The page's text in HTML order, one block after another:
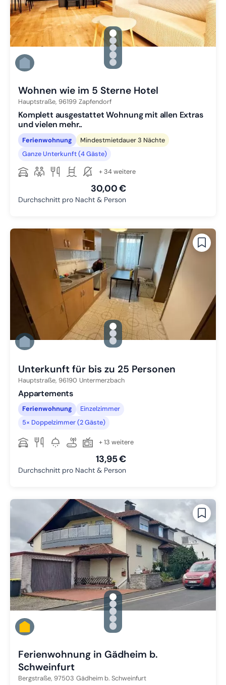
gallery.slide_selector
Zu Slide 1 wechseln
Zu Slide 2 wechseln
Zu Slide 3 wechseln
Zu Slide 4 wechseln
Zu Slide 5 wechseln
Wohnen wie im 5 Sterne Hotel
Hauptstraße, 96199 Zapfendorf
Komplett ausgestattet Wohnung mit allen Extras
und vielen mehr..
Ferienwohnung
Mindestmietdauer 3 Nächte
Ganze Unterkunft (4 Gäste)
+ 34 weitere
30,00 €
Durchschnitt pro Nacht & Person
gallery.slide_selector
Zu Slide 1 wechseln
Zu Slide 2 wechseln
Zu Slide 3 wechseln
Unterkunft für bis zu 25 Personen
Hauptstraße, 96190 Untermerzbach
Appartements
Ferienwohnung
Einzelzimmer
5× Doppelzimmer (2 Gäste)
+ 13 weitere
13,95 €
Durchschnitt pro Nacht & Person
gallery.slide_selector
Zu Slide 1 wechseln
Zu Slide 2 wechseln
Zu Slide 3 wechseln
Zu Slide 4 wechseln
Zu Slide 5 wechseln
Ferienwohnung in Gädheim b.
Schweinfurt
Bergstraße, 97503 Gädheim b. Schweinfurt